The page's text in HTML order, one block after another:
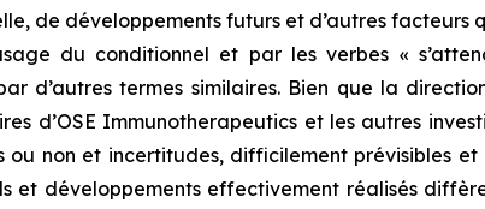
de développements futurs et d’autres facteurs
du conditionnel et par les verbes «
d’autres termes similaires. Bien que la
d’OSE Immunotherapeutics et les autres
non et incertitudes, difficilement prévisibles et
et développements effectivement réalisés